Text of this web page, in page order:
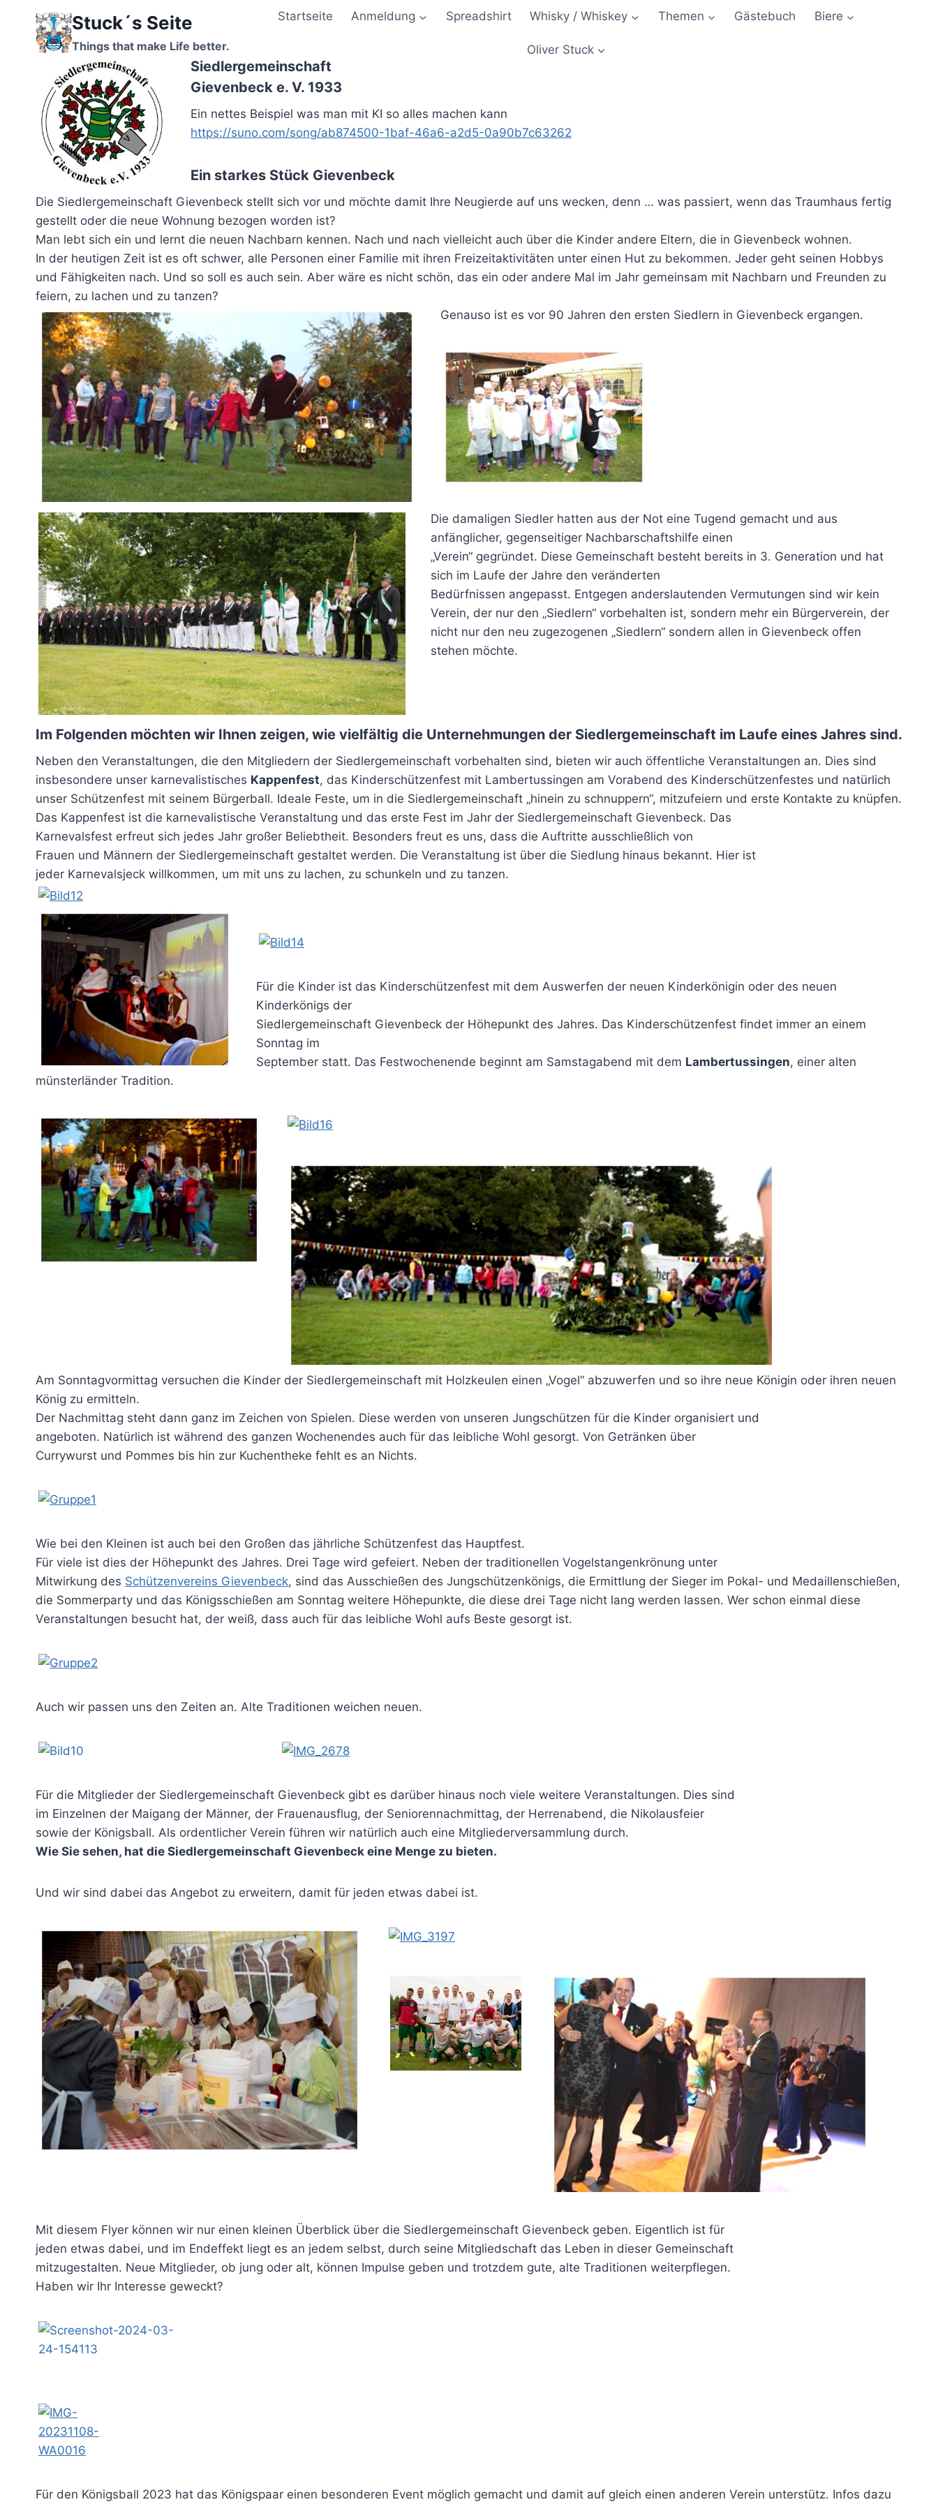
springen
Stuck´s Seite
Things that make Life better.
Startseite Anmeldung Spreadshirt Whisky / Whiskey Themen Gästebuch Biere
Oliver Stuck
Siedlergemeinschaft
Gievenbeck e. V. 1933
Ein nettes Beispiel was man mit KI so alles machen kann
https://suno.com/song/ab874500-1baf-46a6-a2d5-0a90b7c63262
Ein starkes Stück Gievenbeck
Die Siedlergemeinschaft Gievenbeck stellt sich vor und möchte damit Ihre Neugierde auf uns wecken, denn … was passiert, wenn das Traumhaus fertig
gestellt oder die neue Wohnung bezogen worden ist?
Man lebt sich ein und lernt die neuen Nachbarn kennen. Nach und nach vielleicht auch über die Kinder andere Eltern, die in Gievenbeck wohnen.
In der heutigen Zeit ist es oft schwer, alle Personen einer Familie mit ihren Freizeitaktivitäten unter einen Hut zu bekommen. Jeder geht seinen Hobbys
und Fähigkeiten nach. Und so soll es auch sein. Aber wäre es nicht schön, das ein oder andere Mal im Jahr gemeinsam mit Nachbarn und Freunden zu
feiern, zu lachen und zu tanzen?
Genauso ist es vor 90 Jahren den ersten Siedlern in Gievenbeck ergangen.
Die damaligen Siedler hatten aus der Not eine Tugend gemacht und aus
anfänglicher, gegenseitiger Nachbarschaftshilfe einen
„Verein“ gegründet. Diese Gemeinschaft besteht bereits in 3. Generation und hat
sich im Laufe der Jahre den veränderten
Bedürfnissen angepasst. Entgegen anderslautenden Vermutungen sind wir kein
Verein, der nur den „Siedlern“ vorbehalten ist, sondern mehr ein Bürgerverein, der
nicht nur den neu zugezogenen „Siedlern“ sondern allen in Gievenbeck offen
stehen möchte.
Im Folgenden möchten wir Ihnen zeigen, wie vielfältig die Unternehmungen der Siedlergemeinschaft im Laufe eines Jahres sind.
Neben den Veranstaltungen, die den Mitgliedern der Siedlergemeinschaft vorbehalten sind, bieten wir auch öffentliche Veranstaltungen an. Dies sind
insbesondere unser karnevalistisches Kappenfest, das Kinderschützenfest mit Lambertussingen am Vorabend des Kinderschützenfestes und natürlich
unser Schützenfest mit seinem Bürgerball. Ideale Feste, um in die Siedlergemeinschaft „hinein zu schnuppern“, mitzufeiern und erste Kontakte zu knüpfen.
Das Kappenfest ist die karnevalistische Veranstaltung und das erste Fest im Jahr der Siedlergemeinschaft Gievenbeck. Das
Karnevalsfest erfreut sich jedes Jahr großer Beliebtheit. Besonders freut es uns, dass die Auftritte ausschließlich von
Frauen und Männern der Siedlergemeinschaft gestaltet werden. Die Veranstaltung ist über die Siedlung hinaus bekannt. Hier ist
jeder Karnevalsjeck willkommen, um mit uns zu lachen, zu schunkeln und zu tanzen.
Für die Kinder ist das Kinderschützenfest mit dem Auswerfen der neuen Kinderkönigin oder des neuen
Kinderkönigs der
Siedlergemeinschaft Gievenbeck der Höhepunkt des Jahres. Das Kinderschützenfest findet immer an einem
Sonntag im
September statt. Das Festwochenende beginnt am Samstagabend mit dem Lambertussingen, einer alten
münsterländer Tradition.
Am Sonntagvormittag versuchen die Kinder der Siedlergemeinschaft mit Holzkeulen einen „Vogel“ abzuwerfen und so ihre neue Königin oder ihren neuen
König zu ermitteln.
Der Nachmittag steht dann ganz im Zeichen von Spielen. Diese werden von unseren Jungschützen für die Kinder organisiert und
angeboten. Natürlich ist während des ganzen Wochenendes auch für das leibliche Wohl gesorgt. Von Getränken über
Currywurst und Pommes bis hin zur Kuchentheke fehlt es an Nichts.
Wie bei den Kleinen ist auch bei den Großen das jährliche Schützenfest das Hauptfest.
Für viele ist dies der Höhepunkt des Jahres. Drei Tage wird gefeiert. Neben der traditionellen Vogelstangenkrönung unter
Mitwirkung des Schützenvereins Gievenbeck, sind das Ausschießen des Jungschützenkönigs, die Ermittlung der Sieger im Pokal- und Medaillenschießen,
die Sommerparty und das Königsschießen am Sonntag weitere Höhepunkte, die diese drei Tage nicht lang werden lassen. Wer schon einmal diese
Veranstaltungen besucht hat, der weiß, dass auch für das leibliche Wohl aufs Beste gesorgt ist.
Auch wir passen uns den Zeiten an. Alte Traditionen weichen neuen.
Für die Mitglieder der Siedlergemeinschaft Gievenbeck gibt es darüber hinaus noch viele weitere Veranstaltungen. Dies sind
im Einzelnen der Maigang der Männer, der Frauenausflug, der Seniorennachmittag, der Herrenabend, die Nikolausfeier
sowie der Königsball. Als ordentlicher Verein führen wir natürlich auch eine Mitgliederversammlung durch.
Wie Sie sehen, hat die Siedlergemeinschaft Gievenbeck eine Menge zu bieten.
Und wir sind dabei das Angebot zu erweitern, damit für jeden etwas dabei ist.
Mit diesem Flyer können wir nur einen kleinen Überblick über die Siedlergemeinschaft Gievenbeck geben. Eigentlich ist für
jeden etwas dabei, und im Endeffekt liegt es an jedem selbst, durch seine Mitgliedschaft das Leben in dieser Gemeinschaft
mitzugestalten. Neue Mitglieder, ob jung oder alt, können Impulse geben und trotzdem gute, alte Traditionen weiterpflegen.
Haben wir Ihr Interesse geweckt?
Für den Königsball 2023 hat das Königspaar einen besonderen Event möglich gemacht und damit auf gleich einen anderen Verein unterstütz. Infos dazu